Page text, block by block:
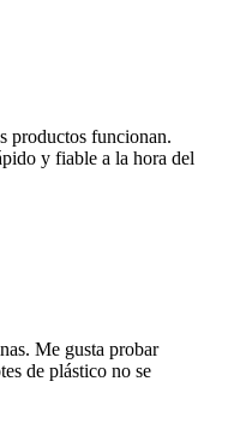
productos funcionan.
y fiable a la hora del
Me gusta probar
de plástico no se